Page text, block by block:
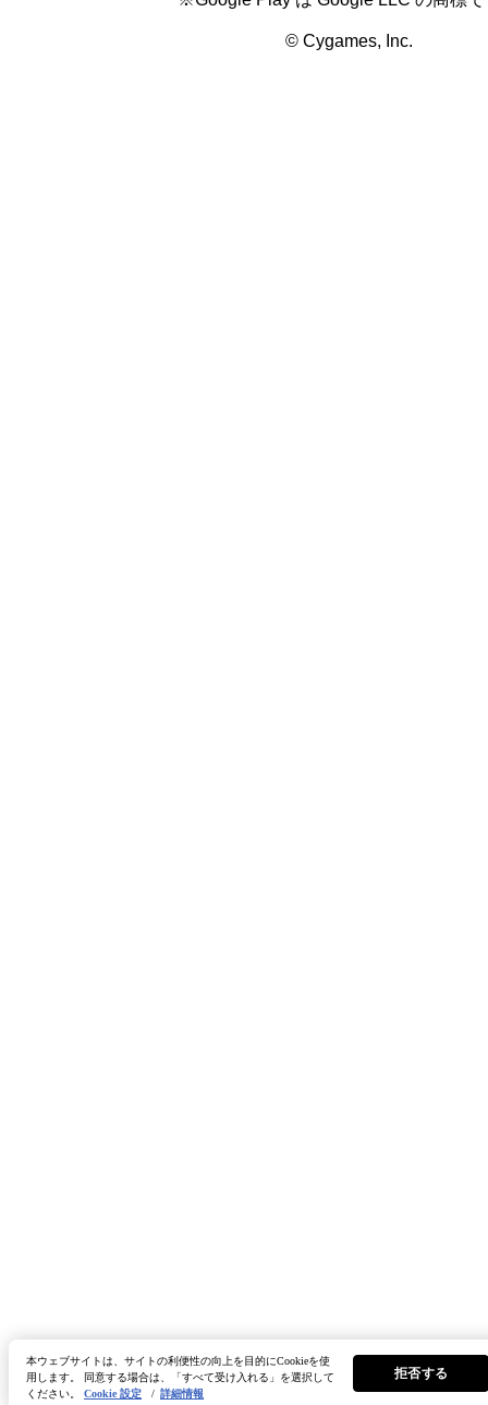
© Cygames, Inc.
本ウェブサイトは、サイトの利便性の向上を目的にCookieを使
用します。 同意する場合は、「すべて受け入れる」を選択して
ください。 Cookie 設定 / 詳細情報
拒否する